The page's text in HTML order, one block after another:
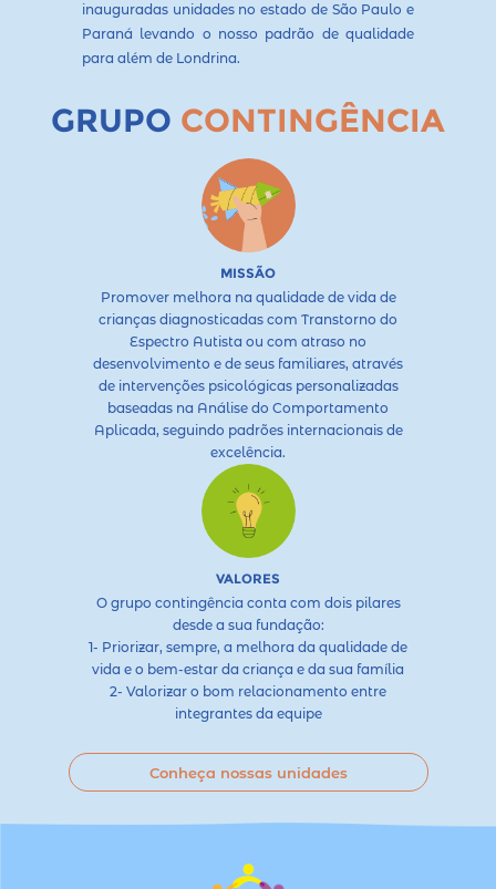
inauguradas unidades no estado de São Paulo e
Paraná levando o nosso padrão de qualidade
para além de Londrina.
GRUPO CONTINGÊNCIA
MISSÃO
Promover melhora na qualidade de vida de
crianças diagnosticadas com Transtorno do
Espectro Autista ou com atraso no
desenvolvimento e de seus familiares, através
de intervenções psicológicas personalizadas
baseadas na Análise do Comportamento
Aplicada, seguindo padrões internacionais de
excelência.
VALORES
O grupo contingência conta com dois pilares
desde a sua fundação:
1- Priorizar, sempre, a melhora da qualidade de
vida e o bem-estar da criança e da sua família
2- Valorizar o bom relacionamento entre
integrantes da equipe
Conheça nossas unidades